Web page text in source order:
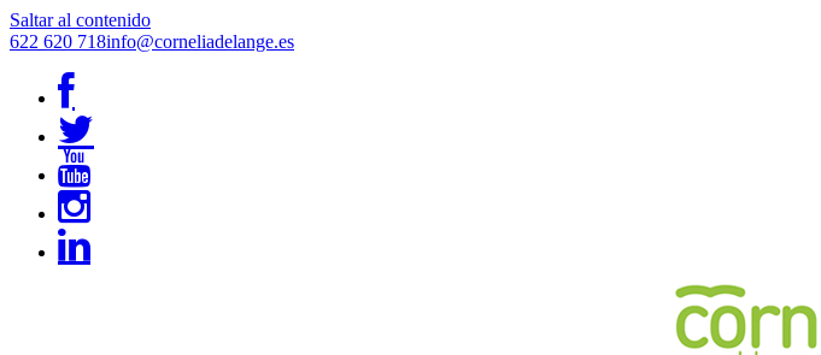
Saltar al contenido
622 620 718info@corneliadelange.es